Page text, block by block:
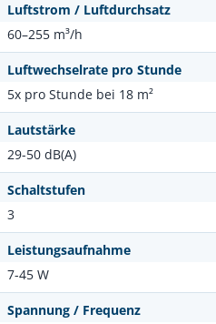
Luftstrom / Luftdurchsatz
60–255 m³/h
Luftwechselrate pro Stunde
5x pro Stunde bei 18 m²
Lautstärke
29-50 dB(A)
Schaltstufen
3
Leistungsaufnahme
7-45 W
Spannung / Frequenz